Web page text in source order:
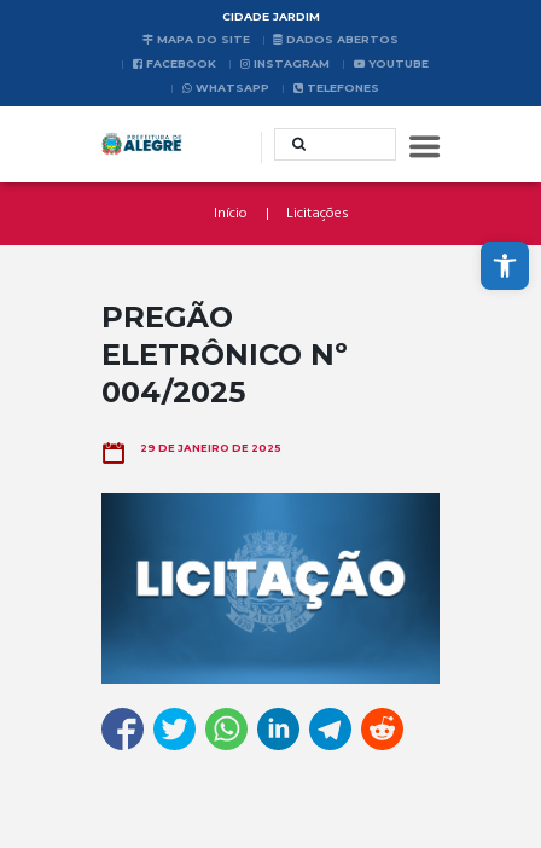
Abrir a barra de ferramentas
CIDADE JARDIM
MAPA DO SITE
DADOS ABERTOS
FACEBOOK
INSTAGRAM
YOUTUBE
WHATSAPP
TELEFONES
Início Licitações
PREGÃO
ELETRÔNICO Nº
004/2025
29 DE JANEIRO DE 2025